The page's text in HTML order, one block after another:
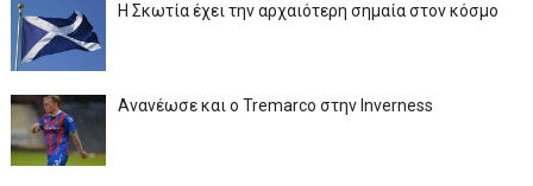
Η Σκωτία έχει την αρχαιότερη σημαία στον κόσμο
Ανανέωσε και ο Tremarco στην Inverness